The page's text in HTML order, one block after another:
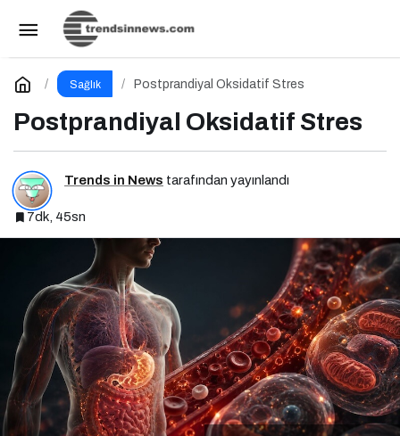
Sağlık Postprandiyal Oksidatif Stres
Postprandiyal Oksidatif Stres
Trends in News tarafından yayınlandı
7dk, 45sn
Postprandiyal Oksidatif Stres
Yorum Yap